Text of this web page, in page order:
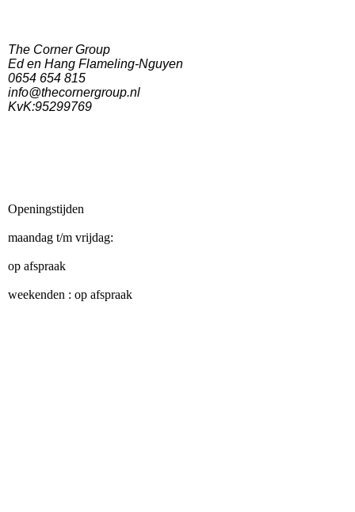
The Corner Group
Ed en Hang Flameling-Nguyen
0654 654 815
info@thecornergroup.nl
KvK:95299769
Openingstijden
maandag t/m vrijdag:
op afspraak
weekenden : op afspraak